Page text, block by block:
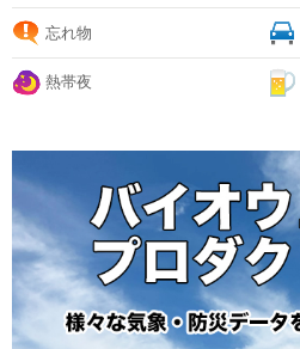
忘れ物
熱帯夜